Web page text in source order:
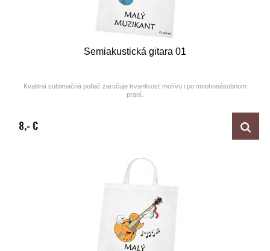
Semiakustická gitara 01
Kvalitná sublimačná potlač zaručuje trvanlivosť motívu i po mnohonásobnom
praní.
8,- €